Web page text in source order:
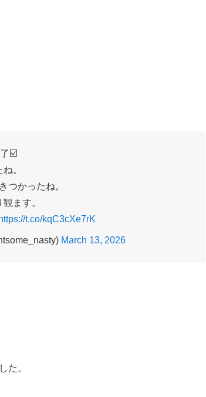
☑️
。
つかったね。
ます。
https://t.co/kqC3cXe7rK
March 13, 2026
た。